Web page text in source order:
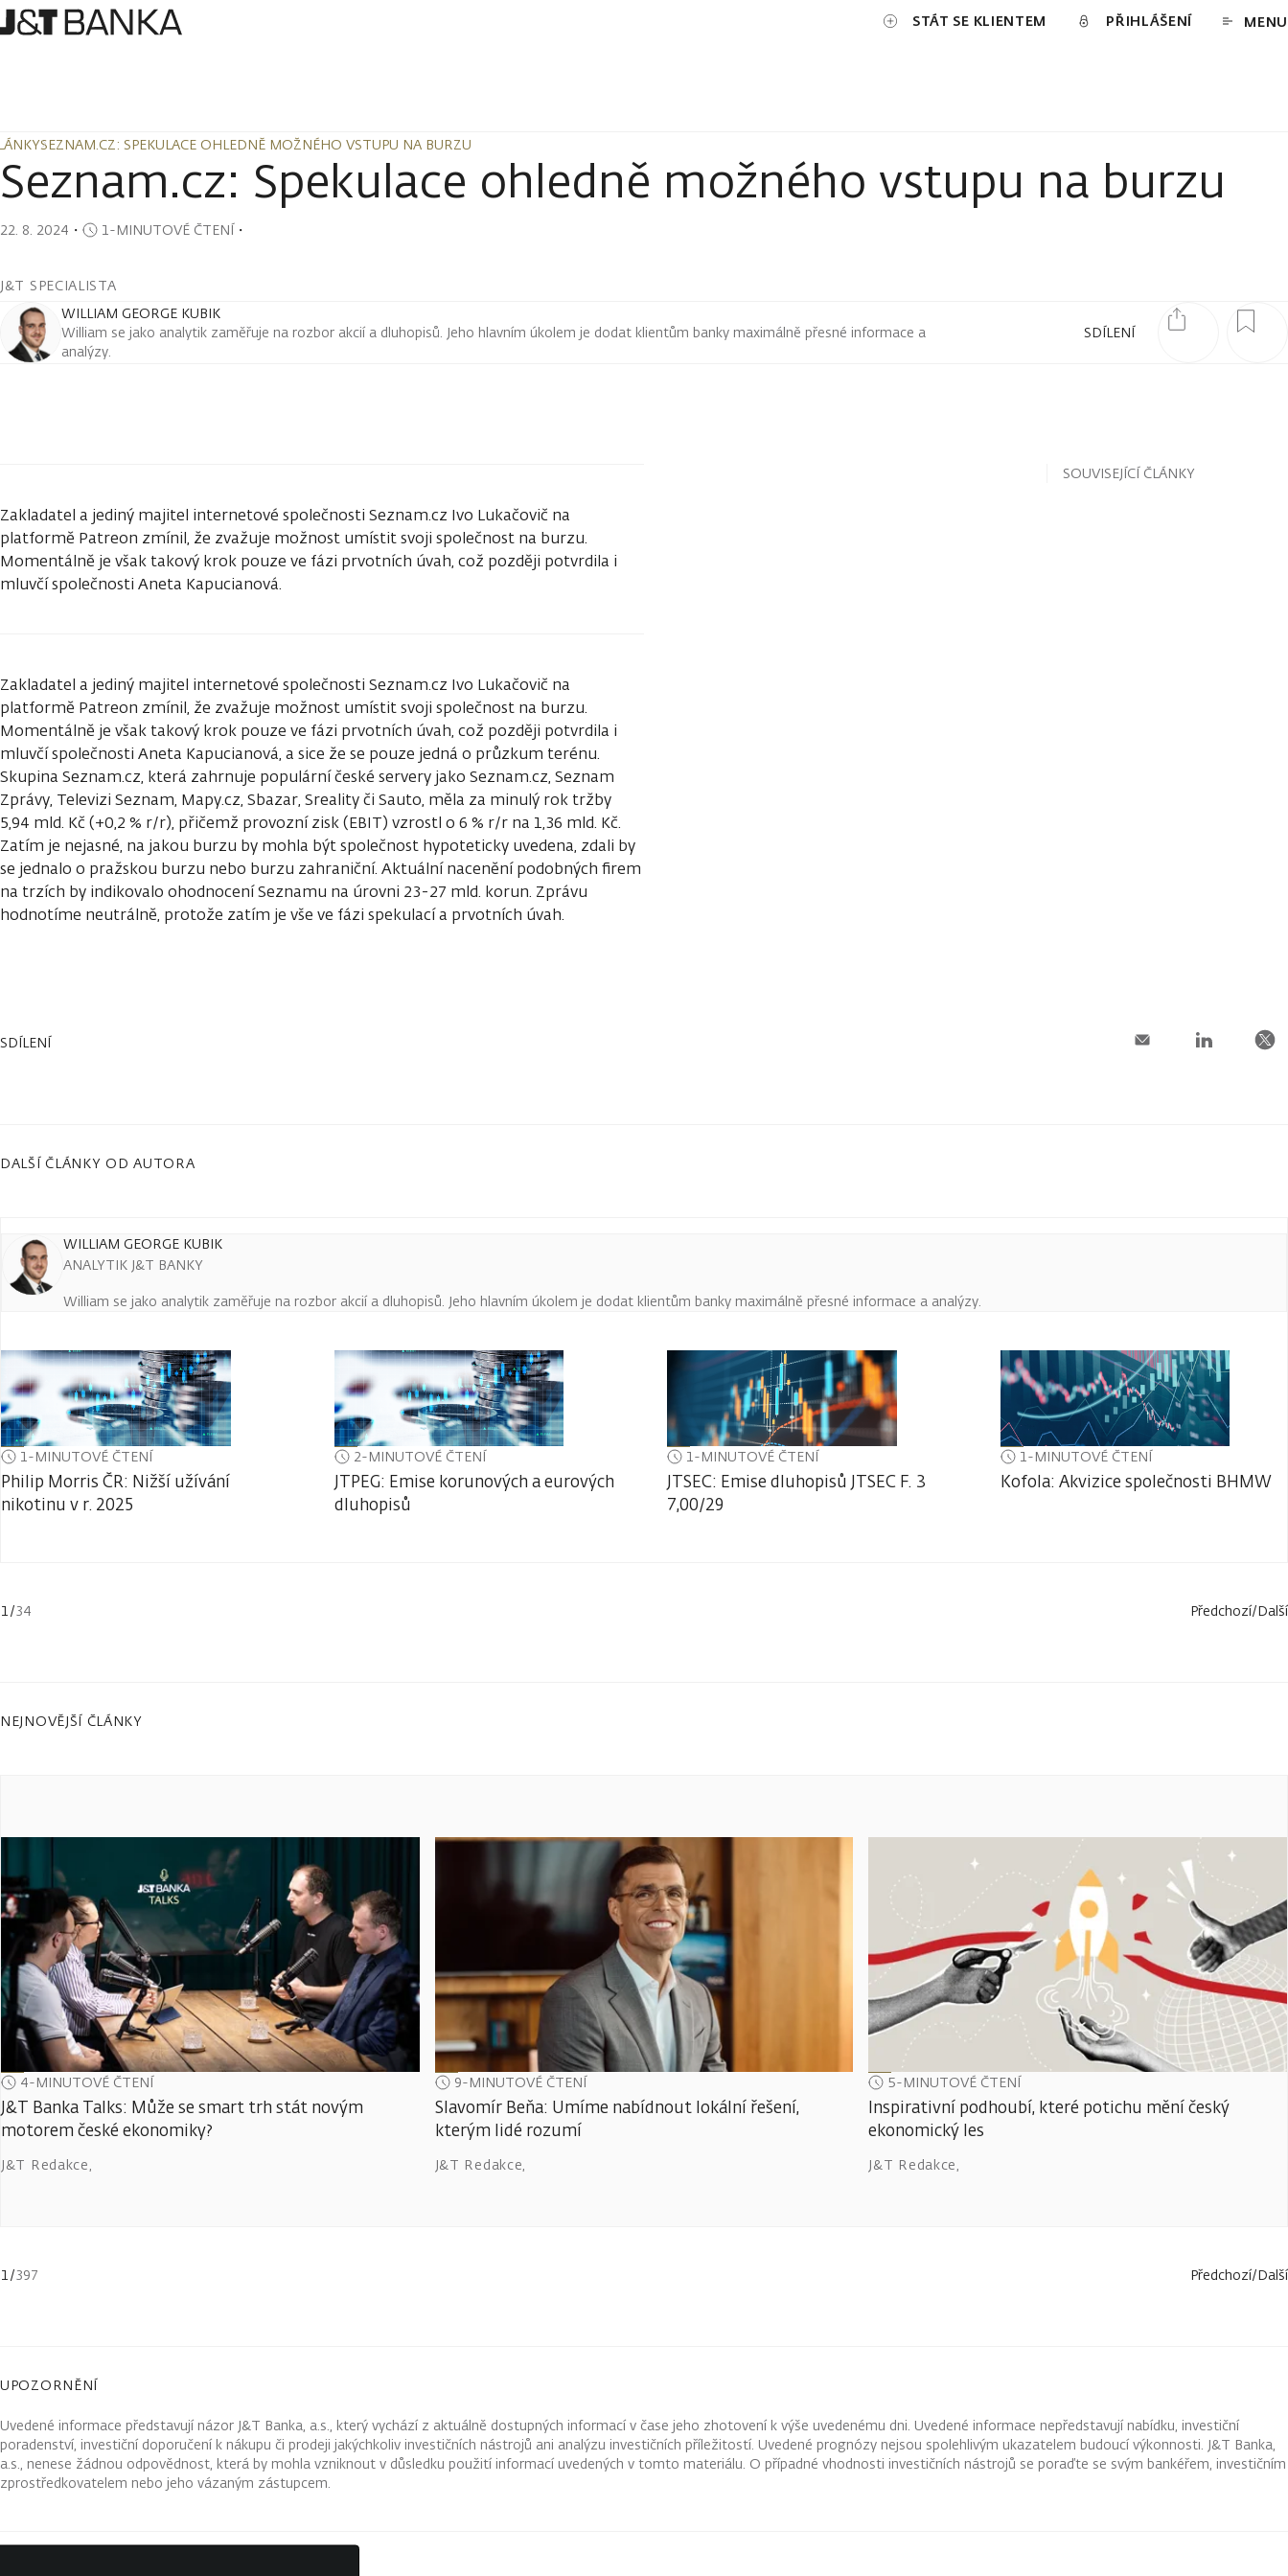
STÁT SE KLIENTEM PŘIHLÁŠENÍ MENU
SEZNAM.CZ: SPEKULACE OHLEDNĚ MOŽNÉHO VSTUPU NA BURZU
SEZNAM.CZ: SPEKULACE OHLEDNĚ MOŽNÉHO VSTUPU NA BURZU
Seznam.cz: Spekulace ohledně možného vstupu na burzu
22. 8. 2024 ・ 1-MINUTOVÉ ČTENÍ・
J&T SPECIALISTA
SDÍLENÍ
WILLIAM GEORGE KUBIK
William se jako analytik zaměřuje na rozbor akcií a dluhopisů. Jeho hlavním úkolem je dodat klientům banky maximálně přesné informace a
analýzy.
Zakladatel a jediný majitel internetové společnosti Seznam.cz Ivo Lukačovič na
platformě Patreon zmínil, že zvažuje možnost umístit svoji společnost na burzu.
Momentálně je však takový krok pouze ve fázi prvotních úvah, což později potvrdila i
mluvčí společnosti Aneta Kapucianová.
Zakladatel a jediný majitel internetové společnosti Seznam.cz Ivo Lukačovič na
platformě Patreon zmínil, že zvažuje možnost umístit svoji společnost na burzu.
Momentálně je však takový krok pouze ve fázi prvotních úvah, což později potvrdila i
mluvčí společnosti Aneta Kapucianová, a sice že se pouze jedná o průzkum terénu.
Skupina Seznam.cz, která zahrnuje populární české servery jako Seznam.cz, Seznam
Zprávy, Televizi Seznam, Mapy.cz, Sbazar, Sreality či Sauto, měla za minulý rok tržby
5,94 mld. Kč (+0,2 % r/r), přičemž provozní zisk (EBIT) vzrostl o 6 % r/r na 1,36 mld. Kč.
Zatím je nejasné, na jakou burzu by mohla být společnost hypoteticky uvedena, zdali by
se jednalo o pražskou burzu nebo burzu zahraniční. Aktuální nacenění podobných firem
na trzích by indikovalo ohodnocení Seznamu na úrovni 23-27 mld. korun. Zprávu
hodnotíme neutrálně, protože zatím je vše ve fázi spekulací a prvotních úvah.
SOUVISEJÍCÍ ČLÁNKY
SDÍLENÍ
DALŠÍ ČLÁNKY OD AUTORA
WILLIAM GEORGE KUBIK
ANALYTIK J&T BANKY
William se jako analytik zaměřuje na rozbor akcií a dluhopisů. Jeho hlavním úkolem je dodat klientům banky maximálně přesné informace a analýzy.
1-MINUTOVÉ ČTENÍ
Philip Morris ČR: Nižší užívání
nikotinu v r. 2025
2-MINUTOVÉ ČTENÍ
JTPEG: Emise korunových a eurových
dluhopisů
1-MINUTOVÉ ČTENÍ
JTSEC: Emise dluhopisů JTSEC F. 3
7,00/29
1-MINUTOVÉ ČTENÍ
Kofola: Akvizice společnosti BHMW
1 /34 Předchozí/Další
NEJNOVĚJŠÍ ČLÁNKY
4-MINUTOVÉ ČTENÍ
J&T Banka Talks: Může se smart trh stát novým
motorem české ekonomiky?
J&T Redakce,
9-MINUTOVÉ ČTENÍ
Slavomír Beňa: Umíme nabídnout lokální řešení,
kterým lidé rozumí
J&T Redakce,
5-MINUTOVÉ ČTENÍ
Inspirativní podhoubí, které potichu mění český
ekonomický les
J&T Redakce,
1/397 Předchozí/Další
UPOZORNĚNÍ
Uvedené informace představují názor J&T Banka, a.s., který vychází z aktuálně dostupných informací v čase jeho zhotovení k výše uvedenému dni. Uvedené informace nepředstavují nabídku, investiční
poradenství, investiční doporučení k nákupu či prodeji jakýchkoliv investičních nástrojů ani analýzu investičních příležitostí. Uvedené prognózy nejsou spolehlivým ukazatelem budoucí výkonnosti. J&T Banka,
a.s., nenese žádnou odpovědnost, která by mohla vzniknout v důsledku použití informací uvedených v tomto materiálu. O případné vhodnosti investičních nástrojů se poraďte se svým bankéřem, investičním
zprostředkovatelem nebo jeho vázaným zástupcem.